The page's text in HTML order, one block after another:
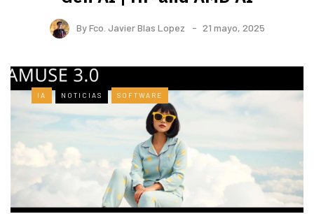
ByFco. Javier Blas Lopez 21 mayo, 2025
IA NOTICIAS SOFTWARE